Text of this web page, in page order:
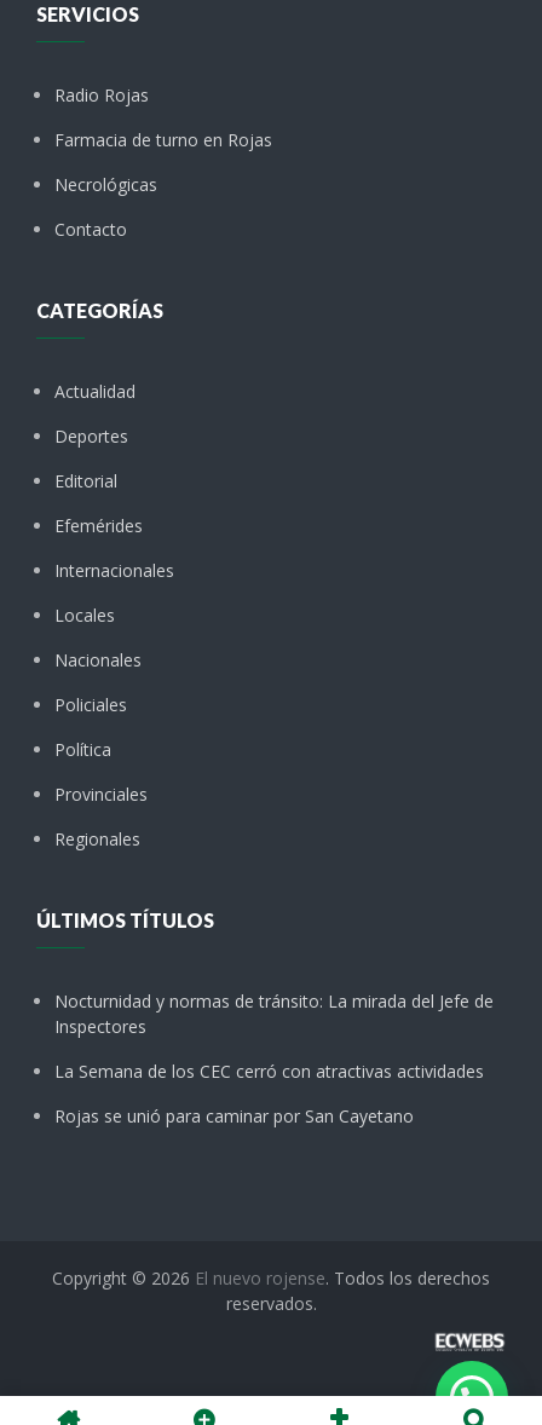
SERVICIOS
Radio Rojas
Farmacia de turno en Rojas
Necrológicas
Contacto
CATEGORÍAS
Actualidad
Deportes
Editorial
Efemérides
Internacionales
Locales
Nacionales
Policiales
Política
Provinciales
Regionales
ÚLTIMOS TÍTULOS
Nocturnidad y normas de tránsito: La mirada del Jefe de
Inspectores
La Semana de los CEC cerró con atractivas actividades
Rojas se unió para caminar por San Cayetano
Copyright © 2026 El nuevo rojense. Todos los derechos
reservados.